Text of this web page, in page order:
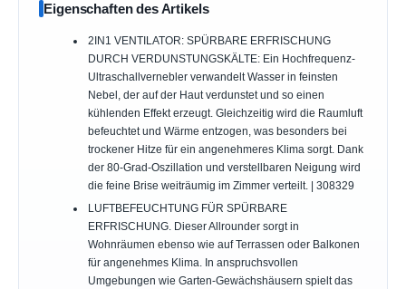
Eigenschaften des Artikels
2IN1 VENTILATOR: SPÜRBARE ERFRISCHUNG
DURCH VERDUNSTUNGSKÄLTE: Ein Hochfrequenz-
Ultraschallvernebler verwandelt Wasser in feinsten
Nebel, der auf der Haut verdunstet und so einen
kühlenden Effekt erzeugt. Gleichzeitig wird die Raumluft
befeuchtet und Wärme entzogen, was besonders bei
trockener Hitze für ein angenehmeres Klima sorgt. Dank
der 80-Grad-Oszillation und verstellbaren Neigung wird
die feine Brise weiträumig im Zimmer verteilt. | 308329
LUFTBEFEUCHTUNG FÜR SPÜRBARE
ERFRISCHUNG. Dieser Allrounder sorgt in
Wohnräumen ebenso wie auf Terrassen oder Balkonen
für angenehmes Klima. In anspruchsvollen
Umgebungen wie Garten-Gewächshäusern spielt das